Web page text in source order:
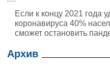
Если к концу 2021 года
коронавируса 40%
сможет остановить
Архив